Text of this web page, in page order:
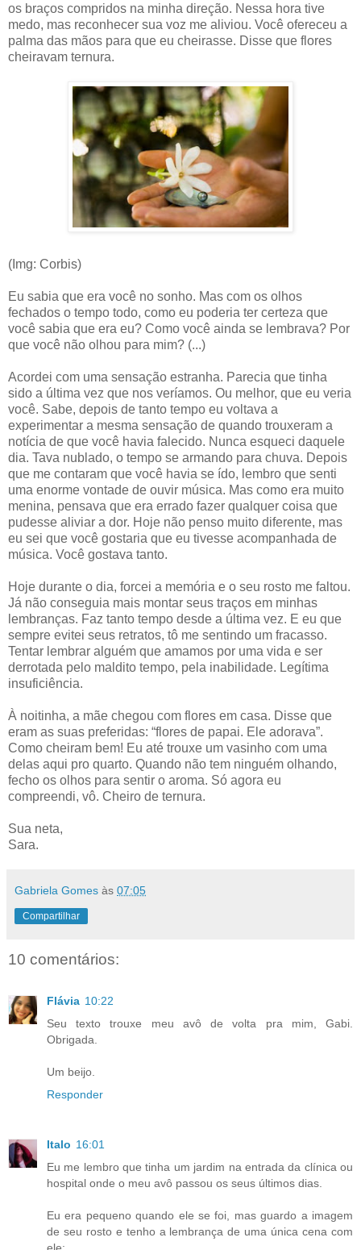
os braços compridos na minha direção. Nessa hora tive
medo, mas reconhecer sua voz me aliviou. Você ofereceu a
palma das mãos para que eu cheirasse. Disse que flores
cheiravam ternura.
(Img: Corbis)
Eu sabia que era você no sonho. Mas com os olhos
fechados o tempo todo, como eu poderia ter certeza que
você sabia que era eu? Como você ainda se lembrava? Por
que você não olhou para mim? (...)
Acordei com uma sensação estranha. Parecia que tinha
sido a última vez que nos veríamos. Ou melhor, que eu veria
você. Sabe, depois de tanto tempo eu voltava a
experimentar a mesma sensação de quando trouxeram a
notícia de que você havia falecido. Nunca esqueci daquele
dia. Tava nublado, o tempo se armando para chuva. Depois
que me contaram que você havia se ído, lembro que senti
uma enorme vontade de ouvir música. Mas como era muito
menina, pensava que era errado fazer qualquer coisa que
pudesse aliviar a dor. Hoje não penso muito diferente, mas
eu sei que você gostaria que eu tivesse acompanhada de
música. Você gostava tanto.
Hoje durante o dia, forcei a memória e o seu rosto me faltou.
Já não conseguia mais montar seus traços em minhas
lembranças. Faz tanto tempo desde a última vez. E eu que
sempre evitei seus retratos, tô me sentindo um fracasso.
Tentar lembrar alguém que amamos por uma vida e ser
derrotada pelo maldito tempo, pela inabilidade. Legítima
insuficiência.
À noitinha, a mãe chegou com flores em casa. Disse que
eram as suas preferidas: “flores de papai. Ele adorava”.
Como cheiram bem! Eu até trouxe um vasinho com uma
delas aqui pro quarto. Quando não tem ninguém olhando,
fecho os olhos para sentir o aroma. Só agora eu
compreendi, vô. Cheiro de ternura.
Sua neta,
Sara.
Gabriela Gomes às 07:05
Compartilhar
10 comentários:
Flávia 10:22
Seu texto trouxe meu avô de volta pra mim, Gabi.
Obrigada.
Um beijo.
Responder
Italo 16:01
Eu me lembro que tinha um jardim na entrada da clínica ou
hospital onde o meu avô passou os seus últimos dias.
Eu era pequeno quando ele se foi, mas guardo a imagem
de seu rosto e tenho a lembrança de uma única cena com